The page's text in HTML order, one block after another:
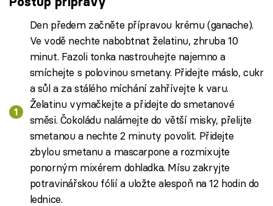
Den předem začněte přípravou krému (ganache).
Ve vodě nechte nabobtnat želatinu, zhruba 10
minut. Fazoli tonka nastrouhejte najemno a
smíchejte s polovinou smetany. Přidejte máslo, cukr
a sůl a za stálého míchání zahřívejte k varu.
Želatinu vymačkejte a přidejte do smetanové
směsi. Čokoládu nalámejte do větší misky, přelijte
smetanou a nechte 2 minuty povolit. Přidejte
zbylou smetanu a mascarpone a rozmixujte
ponorným mixérem dohladka. Mísu zakryjte
potravinářskou fólií a uložte alespoň na 12 hodin do
lednice.